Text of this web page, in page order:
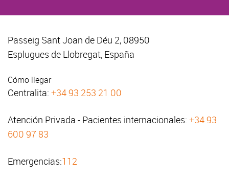
Passeig Sant Joan de Déu 2, 08950
Esplugues de Llobregat, España
Cómo llegar
Centralita: +34 93 253 21 00
Atención Privada - Pacientes internacionales: +34 93
600 97 83
Emergencias:112